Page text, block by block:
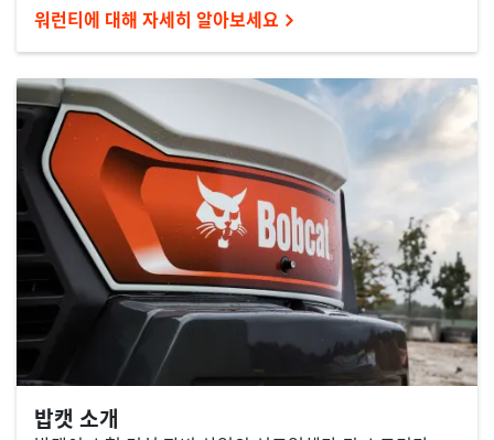
워런티에 대해 자세히 알아보세요
밥캣 소개